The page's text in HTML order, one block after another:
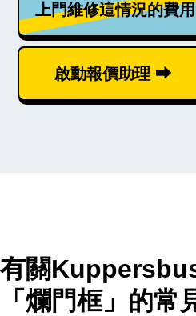
上門維修這情況的費用
啟動報價助理 ⮕
有關
「爛門框」的常